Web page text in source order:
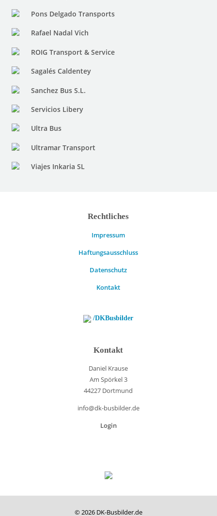
Pons Delgado Transports
Rafael Nadal Vich
ROIG Transport & Service
Sagalés Caldentey
Sanchez Bus S.L.
Servicios Libery
Ultra Bus
Ultramar Transport
Viajes Inkaria SL
Rechtliches
Impressum
Haftungsausschluss
Datenschutz
Kontakt
/DKBusbilder
Kontakt
Daniel Krause
Am Spörkel 3
44227 Dortmund
info@dk-busbilder.de
Login
© 2026 DK-Busbilder.de